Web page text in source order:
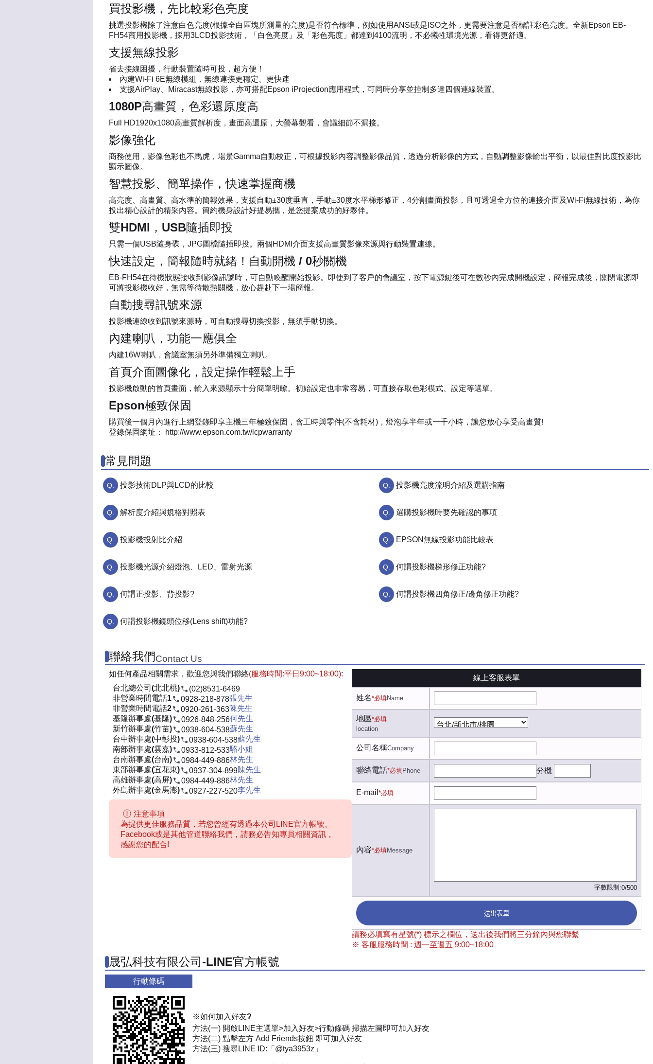
買投影機，先比較彩色亮度
挑選投影機除了注意白色亮度(根據全白區塊所測量的亮度)是否符合標準，例如使用ANSI或是ISO之外，更需要注意是否標註彩色亮度。全新Epson EB-
FH54商用投影機，採用3LCD投影技術，「白色亮度」及「彩色亮度」都達到4100流明，不必犧牲環境光源，看得更舒適。
支援無線投影
省去接線困擾，行動裝置隨時可投，超方便！
內建Wi-Fi 6E無線模組，無線連接更穩定、更快速
支援AirPlay、Miracast無線投影，亦可搭配Epson iProjection應用程式，可同時分享並控制多達四個連線裝置。
1080P高畫質，色彩還原度高
Full HD1920x1080高畫質解析度，畫面高還原，大螢幕觀看，會議細節不漏接。
影像強化
商務使用，影像色彩也不馬虎，場景Gamma自動校正，可根據投影內容調整影像品質，透過分析影像的方式，自動調整影像輸出平衡，以最佳對比度投影比
顯示圖像。
智慧投影、簡單操作，快速掌握商機
高亮度、高畫質、高水準的簡報效果，支援自動±30度垂直，手動±30度水平梯形修正，4分割畫面投影，且可透過全方位的連接介面及Wi-Fi無線技術，為你
投出精心設計的精采內容。簡約機身設計好提易攜，是您提案成功的好夥伴。
雙HDMI，USB隨插即投
只需一個USB隨身碟，JPG圖檔隨插即投。兩個HDMI介面支援高畫質影像來源與行動裝置連線。
快速設定，簡報隨時就緒！自動開機 / 0秒關機
EB-FH54在待機狀態接收到影像訊號時，可自動喚醒開始投影。即使到了客戶的會議室，按下電源鍵後可在數秒內完成開機設定，簡報完成後，關閉電源即
可將投影機收好，無需等待散熱關機，放心趕赴下一場簡報。
自動搜尋訊號來源
投影機連線收到訊號來源時，可自動搜尋切換投影，無須手動切換。
內建喇叭，功能一應俱全
內建16W喇叭，會議室無須另外準備獨立喇叭。
首頁介面圖像化，設定操作輕鬆上手
投影機啟動的首頁畫面，輸入來源顯示十分簡單明瞭。初始設定也非常容易，可直接存取色彩模式、設定等選單。
Epson極致保固
購買後一個月內進行上網登錄即享主機三年極致保固，含工時與零件(不含耗材)，燈泡享半年或一千小時，讓您放心享受高畫質!
登錄保固網址： http://www.epson.com.tw/lcpwarranty
常見問題
投影技術DLP與LCD的比較 投影機亮度流明介紹及選購指南
解析度介紹與規格對照表 選購投影機時要先確認的事項
投影機投射比介紹 EPSON無線投影功能比較表
投影機光源介紹燈泡、LED、雷射光源 何謂投影機梯形修正功能?
何謂正投影、背投影? 何謂投影機四角修正/邊角修正功能?
何謂投影機鏡頭位移(Lens shift)功能?
聯絡我們Contact Us
如任何產品相關需求，歡迎您與我們聯絡(服務時間:平日9:00~18:00):
台北總公司(北北桃)
(02)8531-6469
非營業時間電話1
0928-218-878張先生
非營業時間電話2
0920-261-363陳先生
基隆辦事處(基隆)
0926-848-256何先生
新竹辦事處(竹苗)
0938-604-538蘇先生
台中辦事處(中彰投)
0938-604-538蘇先生
南部辦事處(雲嘉)
0933-812-533駱小姐
台南辦事處(台南)
0984-449-886林先生
東部辦事處(宜花東)
0937-304-899陳先生
高雄辦事處(高屏)
0984-449-886林先生
外島辦事處(金馬澎)
0927-227-520李先生
注意事項
為提供更佳服務品質，若您曾經有透過本公司LINE官方帳號、
Facebook或是其他管道聯絡我們，請務必告知專員相關資訊，
感謝您的配合!
線上客服表單
姓名*必填Name
地區*必填
location
公司名稱Company
聯絡電話*必填Phone 分機
E-mail *必填
內容*必填Message
字數限制:0/500
送出表單
請務必填寫有星號(*) 標示之欄位，送出後我們將三分鐘內與您聯繫
※ 客服服務時間 : 週一至週五 9:00~18:00
晟弘科技有限公司-LINE官方帳號
行動條碼
※如何加入好友?
方法(一) 開啟LINE主選單>加入好友>行動條碼 掃描左圖即可加入好友
方法(二) 點擊左方 Add Friends按鈕 即可加入好友
方法(三) 搜尋LINE ID:「@tya3953z」